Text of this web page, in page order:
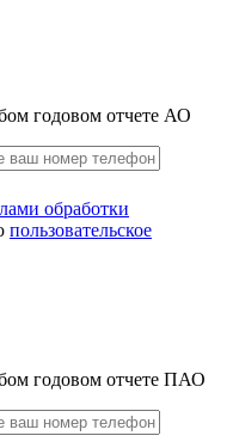
годовом отчете АО
обработки
пользовательское
годовом отчете ПАО